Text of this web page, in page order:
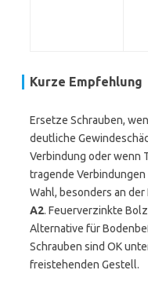
Kurze Empfehlung
Ersetze Schrauben,
deutliche
Verbindung oder wenn
tragende Verbindungen
Wahl, besonders an
A2. Feuerverzinkte
Alternative für
Schrauben sind OK
freistehenden Gestell.